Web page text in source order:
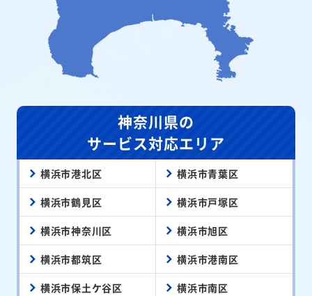
神奈川県の
サービス対応エリア
横浜市港北区 横浜市青葉区
横浜市鶴見区 横浜市戸塚区
横浜市神奈川区 横浜市旭区
横浜市都筑区 横浜市港南区
横浜市保土ケ谷区 横浜市南区